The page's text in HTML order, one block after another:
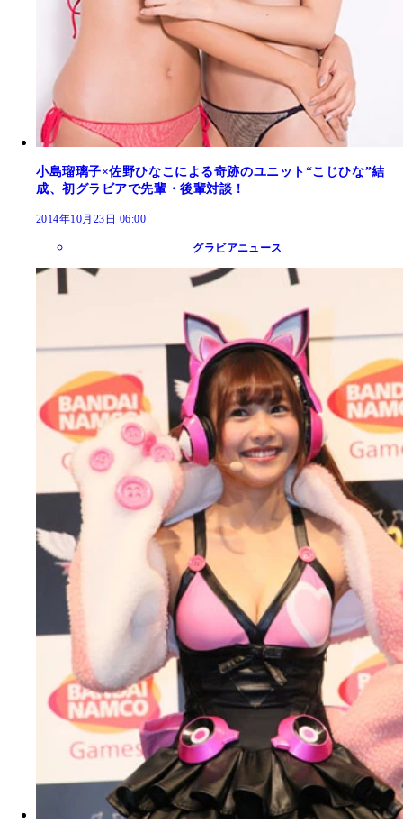
小島瑠璃子×佐野ひなこによる奇跡のユニット“こじひな”結
成、初グラビアで先輩・後輩対談！
2014年10月23日 06:00
グラビアニュース